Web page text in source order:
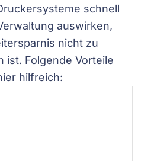
schnell
auswirken,
nicht zu
ist. Folgende Vorteile
hilfreich: